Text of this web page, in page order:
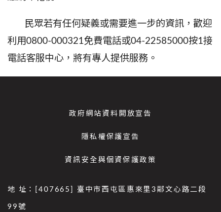
民眾若有任何疑義或需要進一步的資訊，歡迎
利用0800-000321免費電話或04-22585000按1接
電話客服中心，將有專人提供服務。
政府網站資料開放宣告
隱私權保護宣告
資訊安全與個資保護政策
地 址：[407665] 臺中市西屯區惠來里3鄰文心路二段
99號